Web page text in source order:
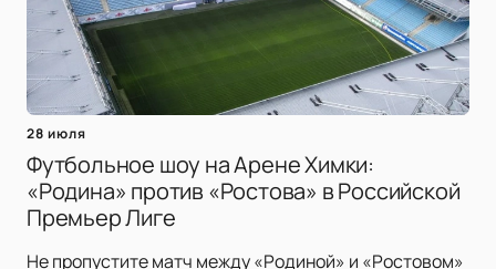
28 июля
Футбольное шоу на Арене Химки:
«Родина» против «Ростова» в Российской
Премьер Лиге
Не пропустите матч между «Родиной» и «Ростовом»